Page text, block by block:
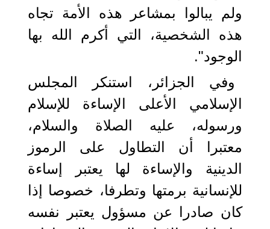
ولم يبالوا بمشاعر هذه الأمة تجاه
هذه الشخصية، التي أكرم الله بها
الوجود".
وفي الجزائر، استنكر المجلس
الإسلامي الأعلى الإساءة للإسلام
ورسوله، عليه الصلاة والسلام،
معتبرا أن التطاول على الرموز
الدينية والإساءة لها يعتبر إساءة
للإنسانية برمتها وتطرفا، خصوصا إذا
كان صادرا عن مسؤول يعتبر نفسه